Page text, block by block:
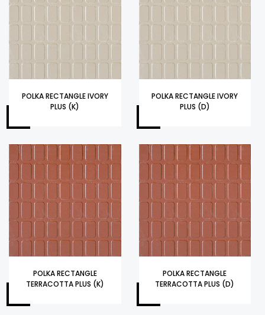
POLKA RECTANGLE IVORY
PLUS (K)
POLKA RECTANGLE IVORY
PLUS (D)
POLKA RECTANGLE
TERRACOTTA PLUS (K)
POLKA RECTANGLE
TERRACOTTA PLUS (D)